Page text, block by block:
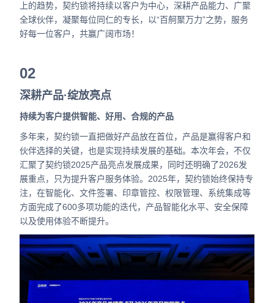
上的趋势，契约锁将持续以客户为中心，深耕产品能力、广聚
全球伙伴，凝聚每位同仁的专长，以“百舸聚万力”之势，服务
好每一位客户，共赢广阔市场！
02
深耕产品·绽放亮点
持续为客户提供智能、好用、合规的产品
多年来，契约锁一直把做好产品放在首位，产品是赢得客户和
伙伴选择的关键，也是实现持续发展的基础。 本次年会，不仅
汇聚了契约锁2025产品亮点发展成果，同时还明确了2026发
展重点，只为提升客户服务体验。 2025年，契约锁始终保持专
注，在智能化、文件签署、印章管控、权限管理、系统集成等
方面完成了600多项功能的迭代，产品智能化水平、安全保障
以及使用体验不断提升。